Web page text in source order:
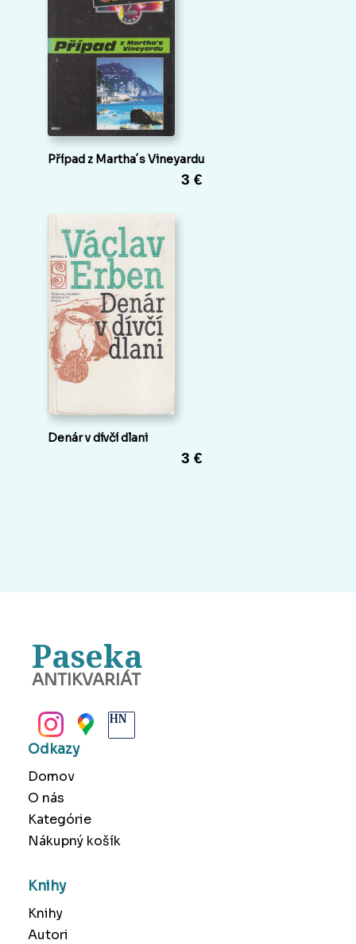
Případ z Martha´s Vineyardu
3 €
Denár v dívčí dlani
3 €
Paseka
ANTIKVARIÁT
Odkazy
Domov
O nás
Kategórie
Nákupný košík
Knihy
Knihy
Autori